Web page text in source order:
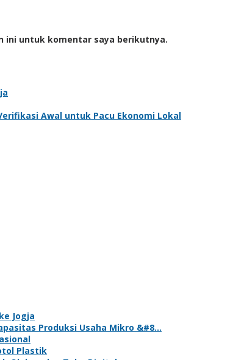
ini untuk komentar saya berikutnya.
Awal untuk Pacu Ekonomi Lokal
Jogja
Produksi Usaha Mikro &#8…
Plastik